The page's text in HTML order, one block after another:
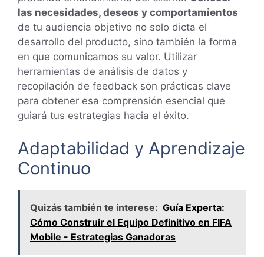
las necesidades, deseos y comportamientos
de tu audiencia objetivo no solo dicta el
desarrollo del producto, sino también la forma
en que comunicamos su valor. Utilizar
herramientas de análisis de datos y
recopilación de feedback son prácticas clave
para obtener esa comprensión esencial que
guiará tus estrategias hacia el éxito.
Adaptabilidad y Aprendizaje
Continuo
Quizás también te interese: Guía Experta:
Cómo Construir el Equipo Definitivo en FIFA
Mobile - Estrategias Ganadoras